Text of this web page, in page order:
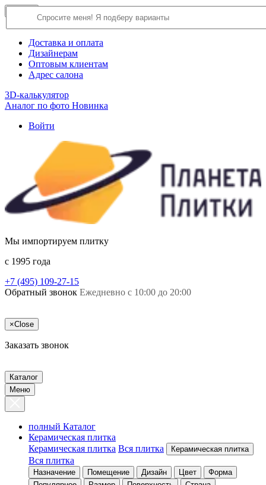
О компании
Доставка и оплата
Дизайнерам
Оптовым клиентам
Адрес салона
3D-калькулятор
Аналог по фото Новинка
Войти
Мы импортируем плитку
c 1995 года
+7 (495) 109-27-15
Обратный звонок Ежедневно с 10:00 до 20:00
×Close
Заказать звонок
Каталог
Меню
полный Каталог
Керамическая плитка
Керамическая плитка Вся плитка Керамическая плитка
Вся плитка
Назначение Помещение Дизайн Цвет
Форма